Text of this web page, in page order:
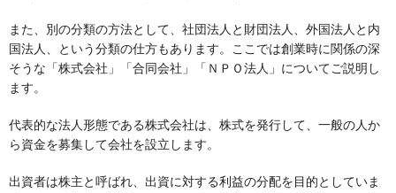
また、別の分類の方法として、社団法人と財団法人、外国法人と内
国法人、という分類の仕方もあります。ここでは創業時に関係の深
そうな「株式会社」「合同会社」「ＮＰＯ法人」についてご説明し
ます。
代表的な法人形態である株式会社は、株式を発行して、一般の人か
ら資金を募集して会社を設立します。
出資者は株主と呼ばれ、出資に対する利益の分配を目的としていま